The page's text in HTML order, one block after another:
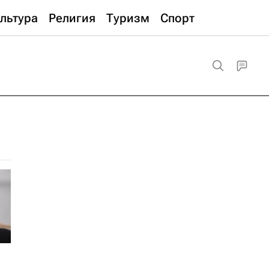
Религия Туризм Спорт